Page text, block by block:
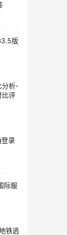
版
分析-
比评
录
际服
铁逃